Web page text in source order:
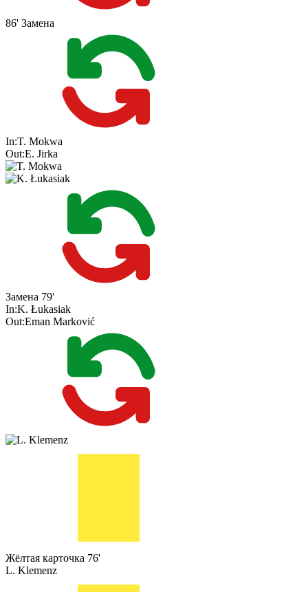
86' Замена
In:T. Mokwa
Out:E. Jirka
Замена 79'
In:K. Łukasiak
Out:Eman Marković
Жёлтая карточка 76'
L. Klemenz